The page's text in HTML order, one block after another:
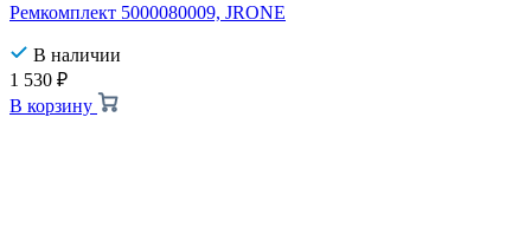
Ремкомплект 5000080009, JRONE
В наличии
1 530 ₽
В корзину